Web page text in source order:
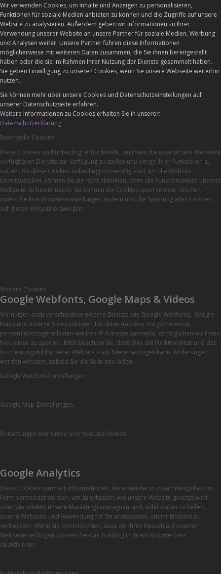
Wir verwenden Cookies, um Inhalte und Anzeigen zu personalisieren,
Funktionen für soziale Medien anbieten zu können und die Zugriffe auf unsere
Website zu analysieren. Außerdem geben wir Informationen zu Ihrer
Verwendung unserer Website an unsere Partner für soziale Medien, Werbung
und Analysen weiter. Unsere Partner führen diese Informationen
möglicherweise mit weiteren Daten zusammen, die Sie ihnen bereitgestellt
haben oder die sie im Rahmen Ihrer Nutzung der Dienste gesammelt haben.
Sie geben Einwilligung zu unseren Cookies, wenn Sie unsere Webseite weiterhin
nutzen.
Sie können mehr über unsere Cookies und Datenschutzeinstellungen auf
unserer Datenschutzseite erfahren.
Weitere Informationen zu Cookies erhalten Sie in unserer:
Datenschutzerklärung
Essenzielle Cookies
Diese Cookies sind unbedingt erforderlich, um Ihnen die über unsere Webseite
verfügbaren Dienste zur Verfügung zu stellen und einige ihrer Funktionen zu
nutzen. Da diese Cookies unbedingt notwendig sind, um die Website
bereitzustellen, können Sie sie nicht ablehnen, ohne die Funktionsweise unserer
Webseite zu beeinflussen. Sie können die Cookies sperren oder löschen,
indem Sie Ihre Browsereinstellungen ändern und die Sperrung aller Cookies
auf dieser Website erzwingen.
Weitere Cookies
Google Webfonts, Google Maps & Videos
Wir nutzen auch verschiedene externe Dienste wie Google Webfonts, Google
Maps und externe Videoanbieter. Da diese Anbieter möglicherweise
personenbezogene Daten wie Ihre IP-Adresse sammeln, ermöglichen wir Ihnen
hier, diese zu sperren. Bitte beachten Sie, dass dies die Funktionalität und das
Erscheinungsbild unserer Website stark beeinträchtigen kann. Änderungen
werden wirksam, sobald Sie die Seite neu laden.
Google Webfont-Einstellungen:
Google Map-Einstellungen:
Einbettungen von Vimeo und Youtube-Videos:
Google Analytics
Diese Cookies sammeln Informationen, die entweder in zusammengefasster
Form verwendet werden, um zu erfassen, wie unsere Website genutzt wird
oder wie effektiv unsere Marketingkampagnen sind, oder dabei zu helfen,
unsere Webseite und Anwendung für Sie anzupassen, um Ihr Erlebnis zu
verbessern. Wenn Sie nicht möchten, dass wir Ihren Besuch auf unserer
Webseite verfolgen, können Sie das Tracking in Ihrem Browser hier
deaktivieren.